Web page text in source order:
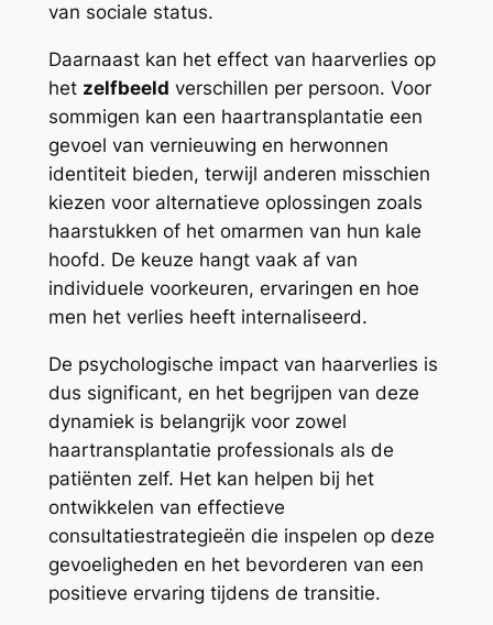
van sociale status.
Daarnaast kan het effect van haarverlies op
het zelfbeeld verschillen per persoon. Voor
sommigen kan een haartransplantatie een
gevoel van vernieuwing en herwonnen
identiteit bieden, terwijl anderen misschien
kiezen voor alternatieve oplossingen zoals
haarstukken of het omarmen van hun kale
hoofd. De keuze hangt vaak af van
individuele voorkeuren, ervaringen en hoe
men het verlies heeft internaliseerd.
De psychologische impact van haarverlies is
dus significant, en het begrijpen van deze
dynamiek is belangrijk voor zowel
haartransplantatie professionals als de
patiënten zelf. Het kan helpen bij het
ontwikkelen van effectieve
consultatiestrategieën die inspelen op deze
gevoeligheden en het bevorderen van een
positieve ervaring tijdens de transitie.